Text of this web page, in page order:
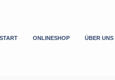
START ONLINESHOP ÜBER UNS